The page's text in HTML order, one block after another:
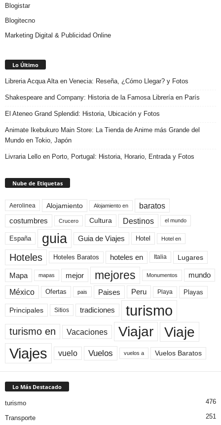
Blogistar
Blogitecno
Marketing Digital & Publicidad Online
Lo Último
Libreria Acqua Alta en Venecia: Reseña, ¿Cómo Llegar? y Fotos
Shakespeare and Company: Historia de la Famosa Librería en París
El Ateneo Grand Splendid: Historia, Ubicación y Fotos
Animate Ikebukuro Main Store: La Tienda de Anime más Grande del
Mundo en Tokio, Japón
Livraria Lello en Porto, Portugal: Historia, Horario, Entrada y Fotos
Nube de Etiquetas
Aerolinea Alojamiento Alojamiento en baratos
costumbres Crucero Cultura Destinos el mundo
España guia Guia de Viajes Hotel Hotel en
Hoteles Hoteles Baratos hoteles en Italia Lugares
Mapa mapas mejor mejores Monumentos mundo
México Ofertas pais Paises Peru Playa Playas
Principales Sitios tradiciones turismo
turismo en Vacaciones Viajar Viaje
Viajes vuelo Vuelos vuelos a Vuelos Baratos
Lo Más Destacado
turismo 476
Transporte 251